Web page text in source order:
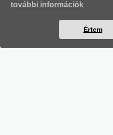
további információk
Értem